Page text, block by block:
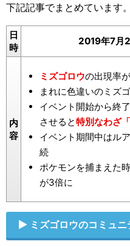
下記記事でまとめています。
日
時
2019年7月
内
容
ミズゴロウの出現率
まれに色違いのミズ
イベント開始から終
させると特別なわざ
イベント期間中はル
続
ポケモンを捕まえた
が3倍に
ミズゴロウのコミュ